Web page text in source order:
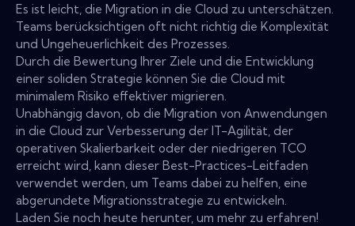
Es ist leicht, die Migration in die Cloud zu unterschätzen.
Teams berücksichtigen oft nicht richtig die Komplexität
und Ungeheuerlichkeit des Prozesses.
Durch die Bewertung Ihrer Ziele und die Entwicklung
einer soliden Strategie können Sie die Cloud mit
minimalem Risiko effektiver migrieren.
Unabhängig davon, ob die Migration von Anwendungen
in die Cloud zur Verbesserung der IT-Agilität, der
operativen Skalierbarkeit oder der niedrigeren TCO
erreicht wird, kann dieser Best-Practices-Leitfaden
verwendet werden, um Teams dabei zu helfen, eine
abgerundete Migrationsstrategie zu entwickeln.
Laden Sie noch heute herunter, um mehr zu erfahren!